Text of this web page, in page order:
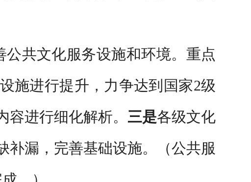
共文化服务设施和环境。重点
施进行提升，力争达到国家2级
进行细化解析。 三是各级文化
补漏，完善基础设施。
（公共服